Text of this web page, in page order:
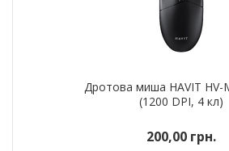
Дротова миша HAVIT HV-
(1200 DPI, 4 кл)
200,00 грн.